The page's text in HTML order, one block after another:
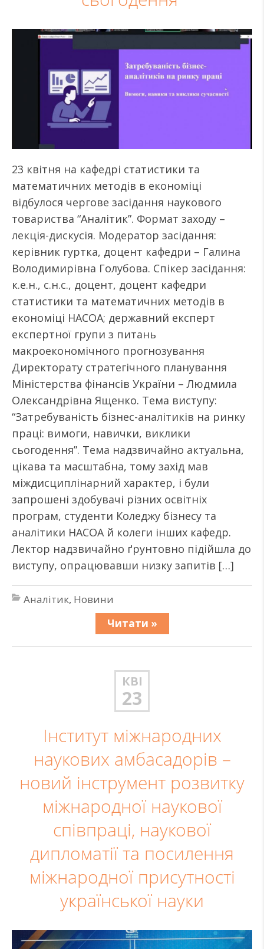
23 квітня на кафедрі статистики та
математичних методів в економіці
відбулося чергове засідання наукового
товариства “Аналітик”. Формат заходу –
лекція-дискусія. Модератор засідання:
керівник гуртка, доцент кафедри – Галина
Володимирівна Голубова. Спікер засідання:
к.е.н., с.н.с., доцент, доцент кафедри
статистики та математичних методів в
економіці НАСОА; державний експерт
експертної групи з питань
макроекономічного прогнозування
Директорату стратегічного планування
Міністерства фінансів України – Людмила
Олександрівна Ященко. Тема виступу:
“Затребуваність бізнес-аналітиків на ринку
праці: вимоги, навички, виклики
сьогодення”. Тема надзвичайно актуальна,
цікава та масштабна, тому захід мав
міждисциплінарний характер, і були
запрошені здобувачі різних освітніх
програм, студенти Коледжу бізнесу та
аналітики НАСОА й колеги інших кафедр.
Лектор надзвичайно ґрунтовно підійшла до
виступу, опрацювавши низку запитів […]
Аналітик, Новини
Читати »
КВІ
23
Інститут міжнародних
наукових амбасадорів –
новий інструмент розвитку
міжнародної наукової
співпраці, наукової
дипломатії та посилення
міжнародної присутності
української науки